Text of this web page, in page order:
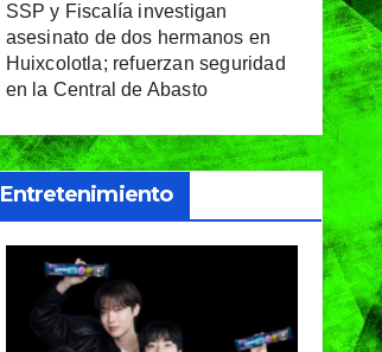
SSP y Fiscalía investigan
asesinato de dos hermanos en
Huixcolotla; refuerzan seguridad
en la Central de Abasto
Entretenimiento